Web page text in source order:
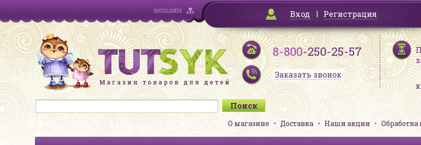
карта сайта Вход Регистрация
8-800-250-25-57
Заказать звонок
О магазине Доставка Наши акции